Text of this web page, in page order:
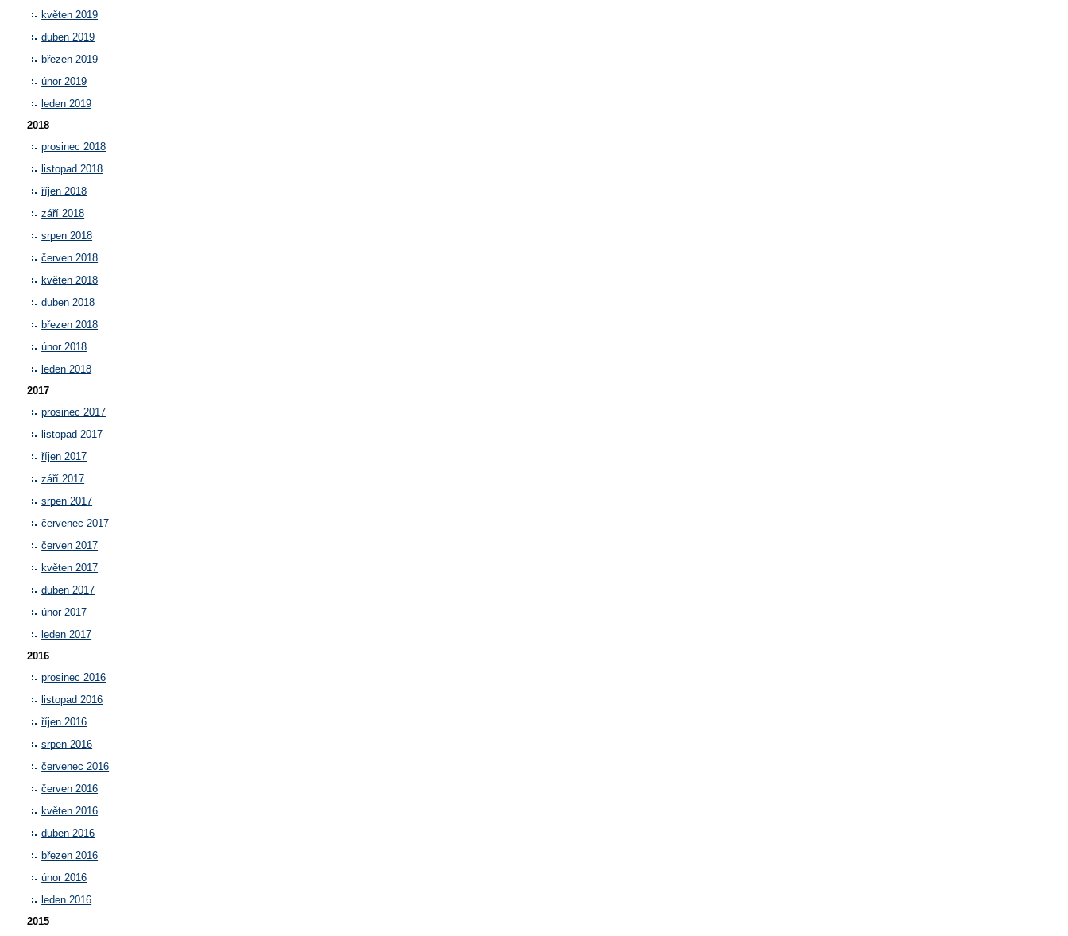
květen 2019
duben 2019
březen 2019
únor 2019
leden 2019
2018
prosinec 2018
listopad 2018
říjen 2018
září 2018
srpen 2018
červen 2018
květen 2018
duben 2018
březen 2018
únor 2018
leden 2018
2017
prosinec 2017
listopad 2017
říjen 2017
září 2017
srpen 2017
červenec 2017
červen 2017
květen 2017
duben 2017
únor 2017
leden 2017
2016
prosinec 2016
listopad 2016
říjen 2016
srpen 2016
červenec 2016
červen 2016
květen 2016
duben 2016
březen 2016
únor 2016
leden 2016
2015